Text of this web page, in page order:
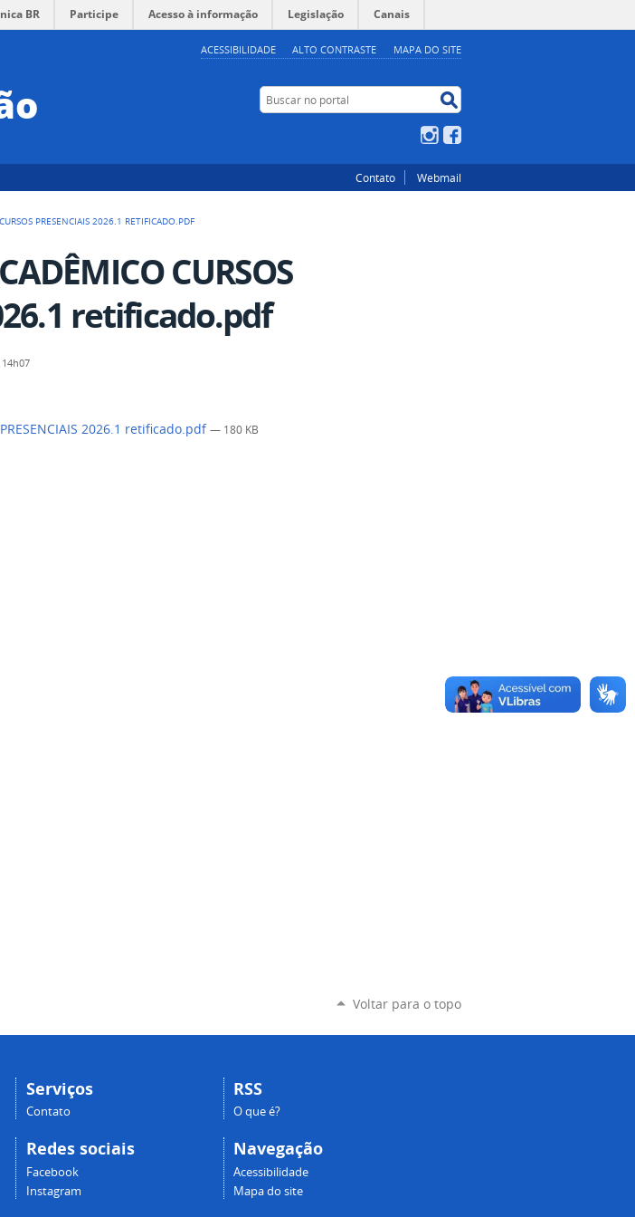
ACESSIBILIDADE ALTO CONTRASTE MAPA DO SITE
BR Participe Acesso à informação Legislação Canais
Buscar no portal
Instagram
Contato Webmail
PRESENCIAIS 2026.1 RETIFICADO.PDF
CURSOS
retificado.pdf
PRESENCIAIS 2026.1 retificado.pdf— 180 KB
Voltar para o topo
Serviços
Contato
Redes sociais
Facebook
Instagram
RSS
O que é?
Navegação
Acessibilidade
Mapa do site